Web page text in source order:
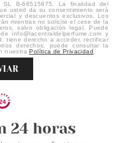
SL B-66515875. La finalidad del
usted da su consentimiento será
y descuentos exclusivos. Los
mientras no solicite el cese de la
salvo obligación legal. Puede
info@lacentraldelperfume.com y
tiene derecho a acceder, rectificar
derechos, puede consultar la
nuestra Política de Privacidad .